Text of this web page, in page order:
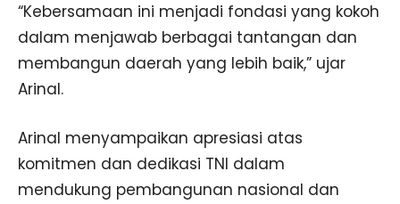
“Kebersamaan ini menjadi fondasi yang kokoh
dalam menjawab berbagai tantangan dan
membangun daerah yang lebih baik,” ujar
Arinal.
Arinal menyampaikan apresiasi atas
komitmen dan dedikasi TNI dalam
mendukung pembangunan nasional dan